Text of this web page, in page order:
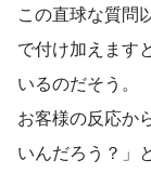
この直球な質問
で付け加えます
いるのだそう。
お客様の反応か
いんだろう？」